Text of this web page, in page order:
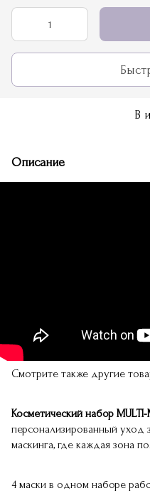
В
Описание
Смотрите также другие
Косметический набор MULTI-
персонализированный уход
маскинга, где каждая зона
4 маски в одном наборе